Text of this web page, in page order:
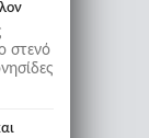
στενό